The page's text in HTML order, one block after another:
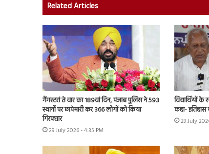
Related Articles
गैंगस्टरां ते वार का 189वां दिन, पंजाब पुलिस ने 593
स्थानों पर छापेमारी कर 366 लोगों को किया
गिरफ्तार
29 July 2026 - 4:35 PM
विद्यार्थियों
कहा-
29 July